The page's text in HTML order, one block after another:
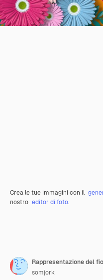
Crea le tue immagini con il
nostro editor di foto.
somjork